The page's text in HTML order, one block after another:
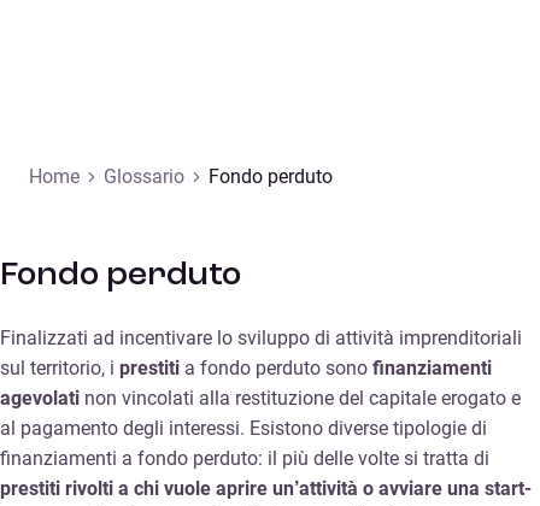
Home Glossario Fondo perduto
Fondo perduto
Finalizzati ad incentivare lo sviluppo di attività imprenditoriali
sul territorio, i prestiti a fondo perduto sono finanziamenti
agevolati non vincolati alla restituzione del capitale erogato e
al pagamento degli interessi. Esistono diverse tipologie di
finanziamenti a fondo perduto: il più delle volte si tratta di
prestiti rivolti a chi vuole aprire un’attività o avviare una start-